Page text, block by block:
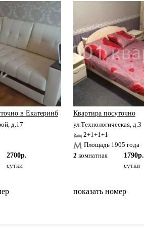
в Екатеринб
д.17
2700р.
сутки
Квартира посуточно
ул.Технологическая, д.3
2+1+1+1
Площадь 1905 года
2 комнатная
1790р.
сутки
показать номер